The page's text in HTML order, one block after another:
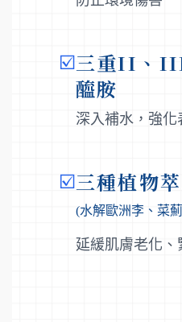
☑️三重II、
醯胺
深入補水，強化
☑️三種植物
(水解歐洲李、菜
延緩肌膚老化、